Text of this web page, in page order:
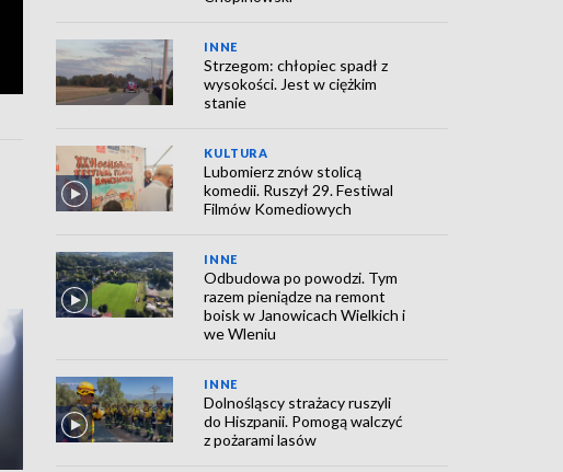
INNE
Strzegom: chłopiec spadł z
wysokości. Jest w ciężkim
stanie
KULTURA
Lubomierz znów stolicą
komedii. Ruszył 29. Festiwal
Filmów Komediowych
INNE
Odbudowa po powodzi. Tym
razem pieniądze na remont
boisk w Janowicach Wielkich i
we Wleniu
INNE
Dolnośląscy strażacy ruszyli
do Hiszpanii. Pomogą walczyć
z pożarami lasów